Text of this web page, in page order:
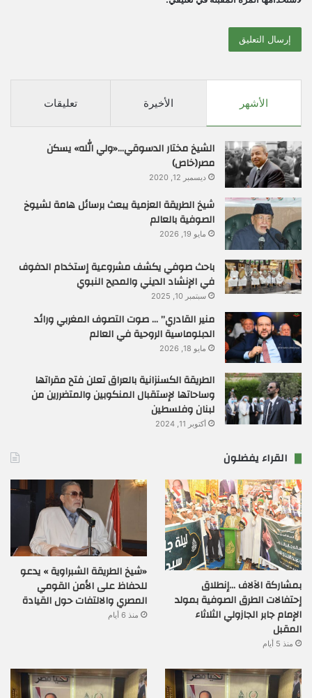
الأشهر الأخيرة تعليقات
الشيخ مختار الدسوقي…«ولي الله» يسكن
مصر(خاص)
ديسمبر 12, 2020
شيخ الطريقة العزمية يبعث برسائل هامة لشيوخ
الصوفية بالعالم
مايو 19, 2026
باحث صوفي يكشف مشروعية إستخدام الدفوف
في الإنشاد الديني والمديح النبوي
سبتمبر 10, 2025
منير القادري” … صوت التصوف المغربي ورائد
الدبلوماسية الروحية في العالم
مايو 18, 2026
الطريقة الكسنزانية بالعراق تعلن فتح مقراتها
وساحاتها لإستقبال المنكوبين والمتضررين من
لبنان وفلسطين
أكتوبر 11, 2024
القراء يفضلون
بمشاركة الآلاف …إنطلاق
إحتفالات الطرق الصوفية بمولد
الإمام جابر الجازولي الثلاثاء
المقبل
منذ 5 أيام
«شيخ الطريقة الشبراوية » يدعو
للحفاظ على الأمن القومي
المصري والالتفات حول القيادة
منذ 6 أيام